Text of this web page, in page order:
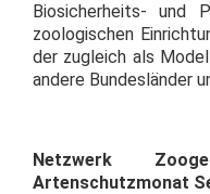
Biosicherheits- und
zoologischen
der zugleich als
andere Bundesländer
Netzwerk
Artenschutzmonat